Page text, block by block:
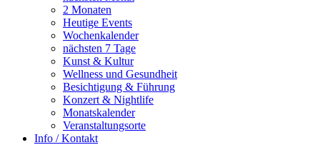
2 Monaten
Heutige Events
Wochenkalender
nächsten 7 Tage
Kunst & Kultur
Wellness und Gesundheit
Besichtigung & Führung
Konzert & Nightlife
Monatskalender
Veranstaltungsorte
Info / Kontakt